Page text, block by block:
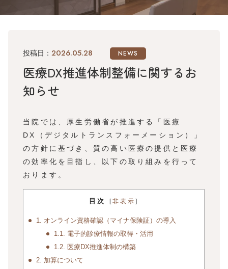
投稿日： 2026.05.28 NEWS
医療DX推進体制整備に関するお
知らせ
当院では、厚生労働省が推進する「医療
DX（デジタルトランスフォーメーション）」
の方針に基づき、質の高い医療の提供と医療
の効率化を目指し、以下の取り組みを行って
おります。
目次 [非表示 ]
1. オンライン資格確認（マイナ保険証）の導入
1.1. 電子的診療情報の取得・活用
1.2. 医療DX推進体制の構築
2. 加算について